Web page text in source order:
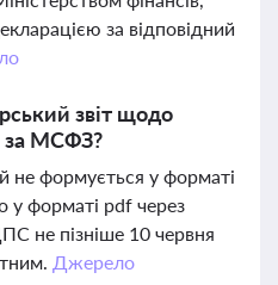
за відповідний
звіт щодо
за МСФЗ?
не формується у форматі
у форматі pdf через
не пізніше 10 червня
Джерело